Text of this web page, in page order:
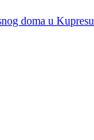
doma u Kupresu